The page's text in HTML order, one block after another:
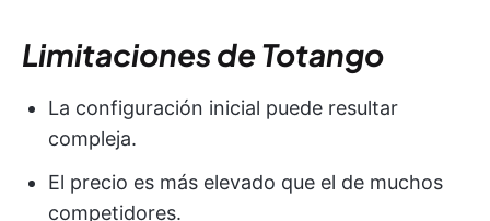
Limitaciones de Totango
La configuración inicial puede resultar
compleja.
El precio es más elevado que el de muchos
competidores.